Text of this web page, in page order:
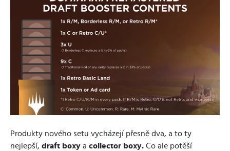
Produkty nového setu vycházejí přesně dva, a to ty
nejlepší, draft boxy a collector boxy. Co ale potěší